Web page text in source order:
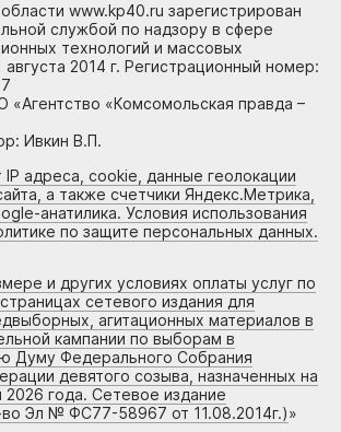
www.kp40.ru зарегистрирован
службой по надзору в сфере
технологий и массовых
августа 2014 г. Регистрационный номер:
«Агентство «Комсомольская правда –
Ивкин В.П.
IP адреса, cookie, данные геолокации
а также счетчики Яндекс.Метрика,
анатилика. Условия использования
по защите персональных данных.
и других условиях оплаты услуг по
сетевого издания для
агитационных материалов в
кампании по выборам в
Думу Федерального Собрания
девятого созыва, назначенных на
2026 года. Сетевое издание
Эл № ФС77-58967 от 11.08.2014г.)»